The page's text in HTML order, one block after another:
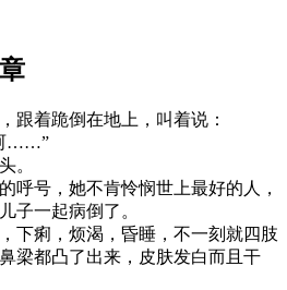
跟着跪倒在地上，叫着说：
……”
。
呼号，她不肯怜悯世上最好的人，
子一起病倒了。
下痢，烦渴，昏睡，不一刻就四肢
梁都凸了出来，皮肤发白而且干